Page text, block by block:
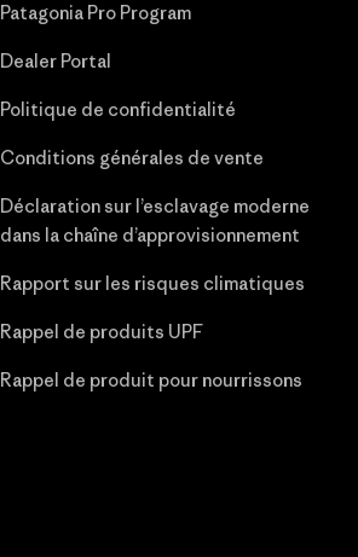
Patagonia Pro Program
Dealer Portal
Politique de confidentialité
Conditions générales de vente
Déclaration sur l’esclavage moderne
dans la chaîne d’approvisionnement
Rapport sur les risques climatiques
Rappel de produits UPF
Rappel de produit pour nourrissons